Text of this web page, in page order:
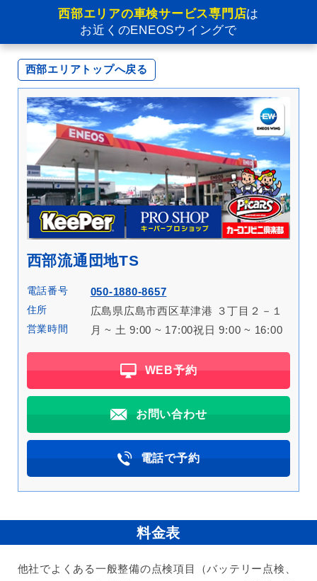
西部エリアの車検サービス専門店は
お近くのENEOSウイングで
西部エリアトップへ戻る
西部流通団地TS
電話番号 050-1880-8657
住所 広島県広島市西区草津港 ３丁目２－１
営業時間 月 ~ 土 9:00 ~ 17:00祝日 9:00 ~ 16:00
WEB予約
お問い合わせ
電話で予約
料金表
他社でよくある一般整備の点検項目（バッテリー点検、